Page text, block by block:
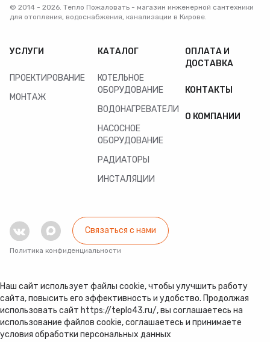
© 2014 - 2026. Тепло Пожаловать - магазин инженерной сантехники
для отопления, водоснабжения, канализации в Кирове.
УСЛУГИ
ПРОЕКТИРОВАНИЕ
МОНТАЖ
КАТАЛОГ
КОТЕЛЬНОЕ
ОБОРУДОВАНИЕ
ВОДОНАГРЕВАТЕЛИ
НАСОСНОЕ
ОБОРУДОВАНИЕ
РАДИАТОРЫ
ИНСТАЛЯЦИИ
ОПЛАТА И
ДОСТАВКА
КОНТАКТЫ
О КОМПАНИИ
Политика конфиденциальности
Связаться с нами
Наш сайт использует файлы cookie, чтобы улучшить работу
сайта, повысить его эффективность и удобство. Продолжая
использовать сайт https://teplo43.ru/, вы соглашаетесь на
использование файлов cookie, соглашаетесь и принимаете
условия обработки персональных данных